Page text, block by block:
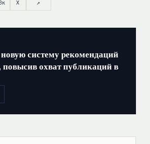
X ↗
систему рекомендаций
повысив охват публикаций в